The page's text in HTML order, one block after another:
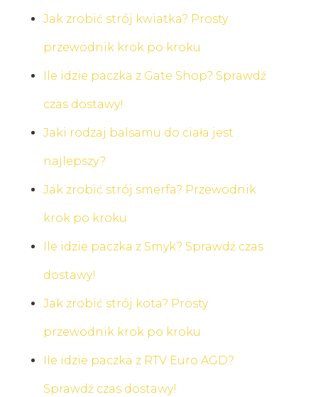
Jak zrobić strój kwiatka? Prosty
przewodnik krok po kroku
Ile idzie paczka z Gate Shop? Sprawdź
czas dostawy!
Jaki rodzaj balsamu do ciała jest
najlepszy?
Jak zrobić strój smerfa? Przewodnik
krok po kroku
Ile idzie paczka z Smyk? Sprawdź czas
dostawy!
Jak zrobić strój kota? Prosty
przewodnik krok po kroku
Ile idzie paczka z RTV Euro AGD?
Sprawdź czas dostawy!